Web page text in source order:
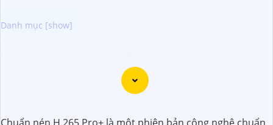
dự án lắp đặt camera Hikvision giá rẻ và chuyên nghiệp:
Chúng tôi xin trân trọng giới thiệu đến quý vị dịch vụ lắp